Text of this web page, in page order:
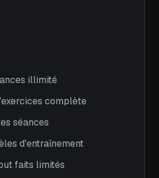
illimité
complète
séances
d'entraînement
faits limités